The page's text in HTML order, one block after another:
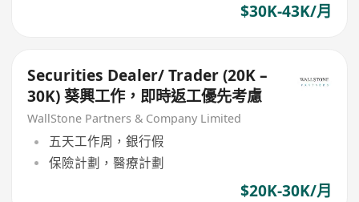
$30K-43K/月
Securities Dealer/ Trader (20K –
30K) 葵興工作，即時返工優先考慮
WallStone Partners & Company Limited
五天工作周，銀行假
保險計劃，醫療計劃
$20K-30K/月